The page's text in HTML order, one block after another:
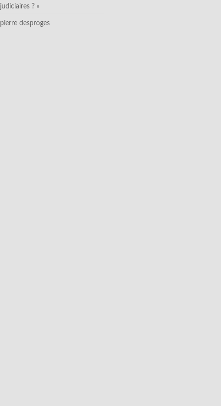
judiciaires ? »
pierre desproges